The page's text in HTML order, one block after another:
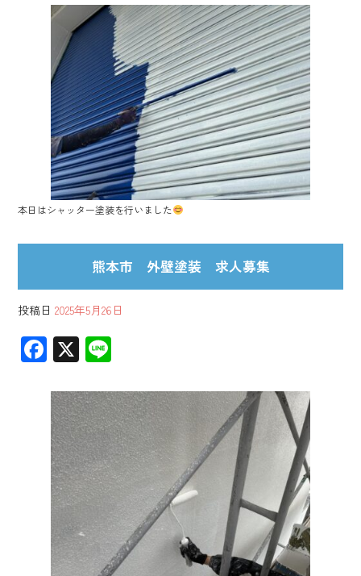
e
o
ok
本日はシャッター塗装を行いました
熊本市 外壁塗装 求人募集
投稿日 2025年5月26日
F
e
b
o
ok
X